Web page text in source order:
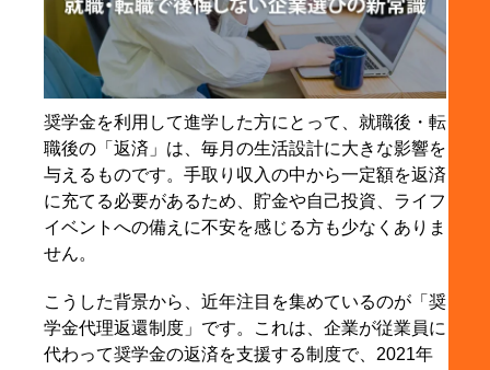
リット
3-1. 毎月の返済負担を軽減できる
3-2. 実質的に使えるお金が増え、生活にゆとりが
生まれる
3-3. 貯金や引っ越し、結婚など将来の準備がしや
すくなる
4. お金だけではない、奨学金代理返還制度の間接的
なメリット
まれる
4-2. 自己投資やスキルアップに回せる選択肢が増
える
奨学金を利用して進学した方にとって、就職後・転
職後の「返済」は、毎月の生活設計に大きな影響を
与えるものです。手取り収入の中から一定額を返済
に充てる必要があるため、貯金や自己投資、ライフ
イベントへの備えに不安を感じる方も少なくありま
せん。
こうした背景から、近年注目を集めているのが「奨
学金代理返還制度」です。これは、企業が従業員に
代わって奨学金の返済を支援する制度で、2021年